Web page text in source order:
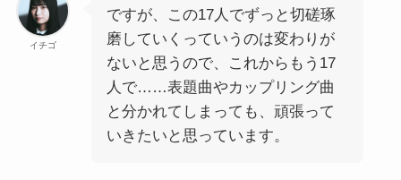
イチゴ
ですが、この17人でずっと切磋琢
磨していくっていうのは変わりが
ないと思うので、これからもう17
人で……表題曲やカップリング曲
と分かれてしまっても、頑張って
いきたいと思っています。